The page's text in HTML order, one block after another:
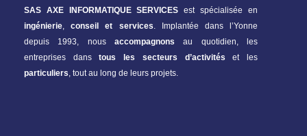
SAS AXE INFORMATIQUE SERVICES est spécialisée en
ingénierie,conseil et services.
Implantée dans l’Yonne
depuis 1993, nous accompagnons au quotidien, les
entreprises danstous les secteurs d’activités et les
particuliers, tout au long de leurs projets.